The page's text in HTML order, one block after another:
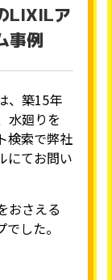
LIXILア
事例
、築15年
水廻りを
検索で弊社
にてお問い
おさえる
した。